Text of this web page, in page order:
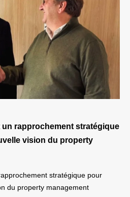
un rapprochement stratégique
vision du property
stratégique pour
du property management